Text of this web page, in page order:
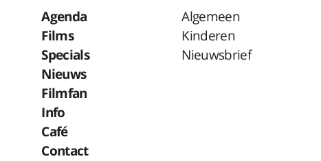
Agenda
Films
Specials
Nieuws
Filmfan
Info
Café
Contact
Algemeen
Kinderen
Nieuwsbrief